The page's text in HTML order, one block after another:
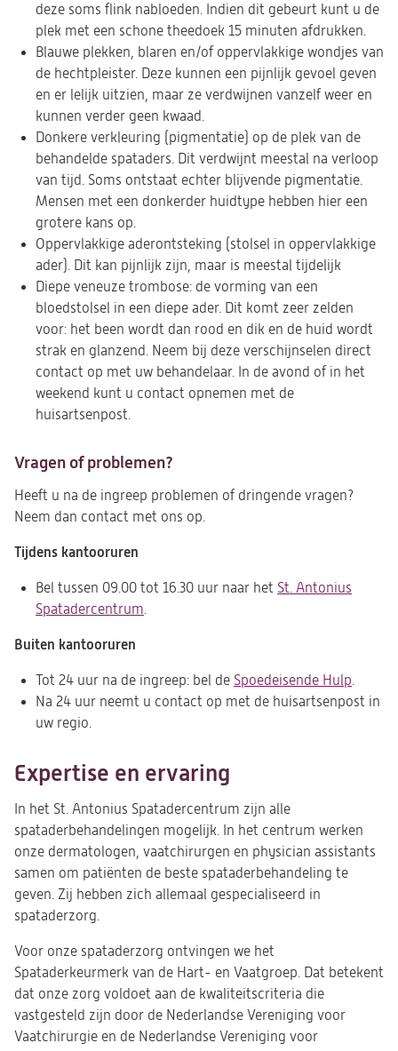
deze soms flink nabloeden. Indien dit gebeurt kunt u de
plek met een schone theedoek 15 minuten afdrukken.
Blauwe plekken, blaren en/of oppervlakkige wondjes van
de hechtpleister. Deze kunnen een pijnlijk gevoel geven
en er lelijk uitzien, maar ze verdwijnen vanzelf weer en
kunnen verder geen kwaad.
Donkere verkleuring (pigmentatie) op de plek van de
behandelde spataders. Dit verdwijnt meestal na verloop
van tijd. Soms ontstaat echter blijvende pigmentatie.
Mensen met een donkerder huidtype hebben hier een
grotere kans op.
Oppervlakkige aderontsteking (stolsel in oppervlakkige
ader). Dit kan pijnlijk zijn, maar is meestal tijdelijk
Diepe veneuze trombose: de vorming van een
bloedstolsel in een diepe ader. Dit komt zeer zelden
voor: het been wordt dan rood en dik en de huid wordt
strak en glanzend. Neem bij deze verschijnselen direct
contact op met uw behandelaar. In de avond of in het
weekend kunt u contact opnemen met de
huisartsenpost.
Vragen of problemen?
Heeft u na de ingreep problemen of dringende vragen?
Neem dan contact met ons op.
Tijdens kantooruren
Bel tussen 09.00 tot 16.30 uur naar het St. Antonius
Spatadercentrum.
Buiten kantooruren
Tot 24 uur na de ingreep: bel de Spoedeisende Hulp.
Na 24 uur neemt u contact op met de huisartsenpost in
uw regio.
Expertise en ervaring
In het St. Antonius Spatadercentrum zijn alle
spataderbehandelingen mogelijk. In het centrum werken
onze dermatologen, vaatchirurgen en physician assistants
samen om patiënten de beste spataderbehandeling te
geven. Zij hebben zich allemaal gespecialiseerd in
spataderzorg.
Voor onze spataderzorg ontvingen we het
Spataderkeurmerk van de Hart- en Vaatgroep. Dat betekent
dat onze zorg voldoet aan de kwaliteitscriteria die
vastgesteld zijn door de Nederlandse Vereniging voor
Vaatchirurgie en de Nederlandse Vereniging voor